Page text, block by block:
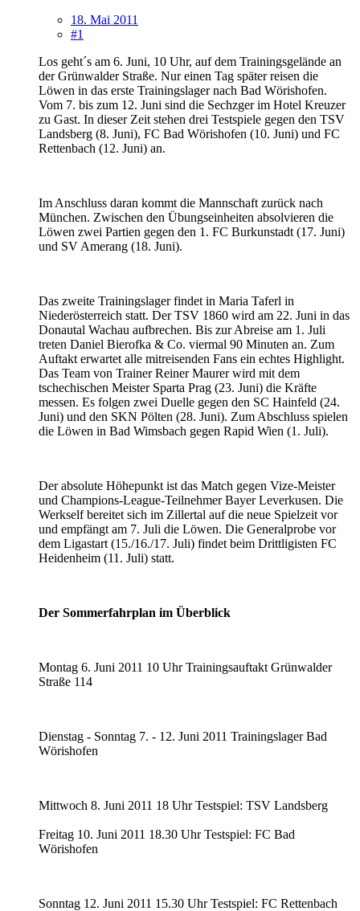
18. Mai 2011
#1
Los geht´s am 6. Juni, 10 Uhr, auf dem Trainingsgelände an
der Grünwalder Straße. Nur einen Tag später reisen die
Löwen in das erste Trainingslager nach Bad Wörishofen.
Vom 7. bis zum 12. Juni sind die Sechzger im Hotel Kreuzer
zu Gast. In dieser Zeit stehen drei Testspiele gegen den TSV
Landsberg (8. Juni), FC Bad Wörishofen (10. Juni) und FC
Rettenbach (12. Juni) an.
Im Anschluss daran kommt die Mannschaft zurück nach
München. Zwischen den Übungseinheiten absolvieren die
Löwen zwei Partien gegen den 1. FC Burkunstadt (17. Juni)
und SV Amerang (18. Juni).
Das zweite Trainingslager findet in Maria Taferl in
Niederösterreich statt. Der TSV 1860 wird am 22. Juni in das
Donautal Wachau aufbrechen. Bis zur Abreise am 1. Juli
treten Daniel Bierofka & Co. viermal 90 Minuten an. Zum
Auftakt erwartet alle mitreisenden Fans ein echtes Highlight.
Das Team von Trainer Reiner Maurer wird mit dem
tschechischen Meister Sparta Prag (23. Juni) die Kräfte
messen. Es folgen zwei Duelle gegen den SC Hainfeld (24.
Juni) und den SKN Pölten (28. Juni). Zum Abschluss spielen
die Löwen in Bad Wimsbach gegen Rapid Wien (1. Juli).
Der absolute Höhepunkt ist das Match gegen Vize-Meister
und Champions-League-Teilnehmer Bayer Leverkusen. Die
Werkself bereitet sich im Zillertal auf die neue Spielzeit vor
und empfängt am 7. Juli die Löwen. Die Generalprobe vor
dem Ligastart (15./16./17. Juli) findet beim Drittligisten FC
Heidenheim (11. Juli) statt.
Der Sommerfahrplan im Überblick
Montag 6. Juni 2011 10 Uhr Trainingsauftakt Grünwalder
Straße 114
Dienstag - Sonntag 7. - 12. Juni 2011 Trainingslager Bad
Wörishofen
Mittwoch 8. Juni 2011 18 Uhr Testspiel: TSV Landsberg
Freitag 10. Juni 2011 18.30 Uhr Testspiel: FC Bad
Wörishofen
Sonntag 12. Juni 2011 15.30 Uhr Testspiel: FC Rettenbach